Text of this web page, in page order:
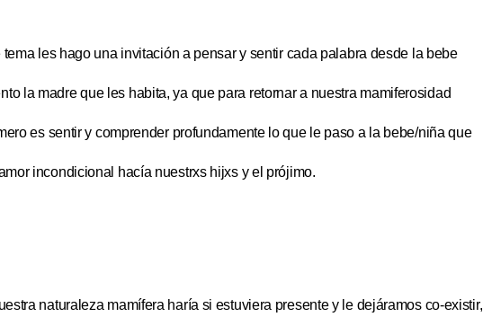
les hago una invitación a pensar y sentir cada palabra desde la bebe
la madre que les habita, ya que para retornar a nuestra mamiferosidad
es sentir y comprender profundamente lo que le paso a la bebe/niña que
incondicional hacía nuestrxs hijxs y el prójimo.
naturaleza mamífera haría si estuviera presente y le dejáramos co-existir,